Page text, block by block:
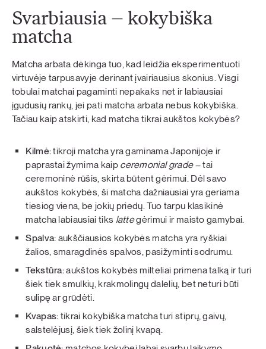
Svarbiausia – kokybiška
matcha
Matcha arbata dėkinga tuo, kad leidžia eksperimentuoti
virtuvėje tarpusavyje derinant įvairiausius skonius. Visgi
tobulai matchai pagaminti nepakaks net ir labiausiai
įgudusių rankų, jei pati matcha arbata nebus kokybiška.
Tačiau kaip atskirti, kad matcha tikrai aukštos kokybės?
Kilmė:tikroji matcha yra gaminama Japonijoje ir
paprastai žymima kaip ceremonial grade– tai
ceremoninė rūšis, skirta būtent gėrimui. Dėl savo
aukštos kokybės, ši matcha dažniausiai yra geriama
tiesiog viena, be jokių priedų. Tuo tarpu klasikinė
matcha labiausiai tiks lattegėrimui ir maisto gamybai.
Spalva: aukščiausios kokybės matcha yra ryškiai
žalios, smaragdinės spalvos, pasižyminti sodrumu.
Tekstūra:aukštos kokybės milteliai primena talką ir turi
šiek tiek smulkių, krakmolingų dalelių, bet neturi būti
sulipę ar grūdėti.
Kvapas: tikrai kokybiška matcha turi stiprų, gaivų,
salstelėjusį, šiek tiek žolinį kvapą.